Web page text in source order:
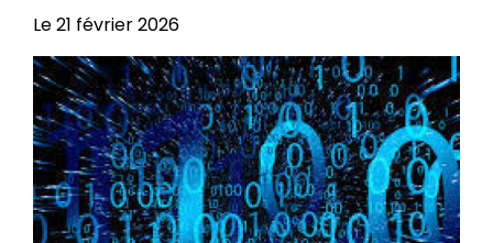
Le21 février 2026